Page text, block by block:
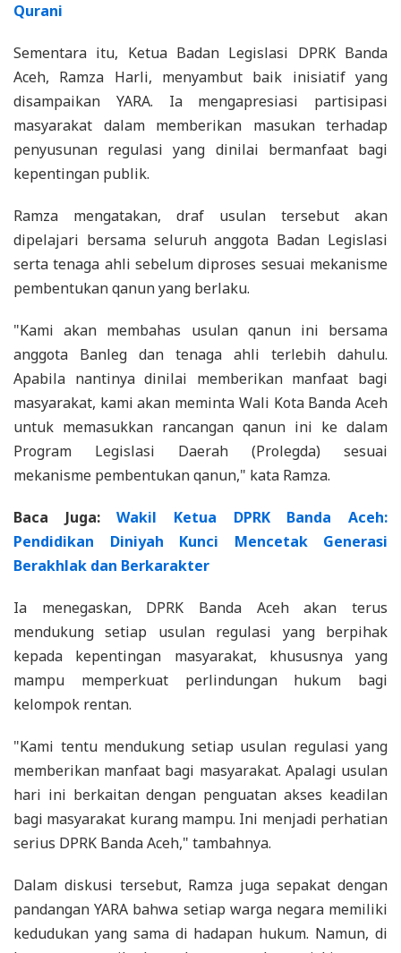
Qurani
Sementara itu, Ketua Badan Legislasi DPRK Banda
Aceh, Ramza Harli, menyambut baik inisiatif yang
disampaikan YARA. Ia mengapresiasi partisipasi
masyarakat dalam memberikan masukan terhadap
penyusunan regulasi yang dinilai bermanfaat bagi
kepentingan publik.
Ramza mengatakan, draf usulan tersebut akan
dipelajari bersama seluruh anggota Badan Legislasi
serta tenaga ahli sebelum diproses sesuai mekanisme
pembentukan qanun yang berlaku.
"Kami akan membahas usulan qanun ini bersama
anggota Banleg dan tenaga ahli terlebih dahulu.
Apabila nantinya dinilai memberikan manfaat bagi
masyarakat, kami akan meminta Wali Kota Banda Aceh
untuk memasukkan rancangan qanun ini ke dalam
Program Legislasi Daerah (Prolegda) sesuai
mekanisme pembentukan qanun," kata Ramza.
Baca Juga:Wakil Ketua DPRK Banda Aceh:
Pendidikan Diniyah Kunci Mencetak Generasi
Berakhlak dan Berkarakter
Ia menegaskan, DPRK Banda Aceh akan terus
mendukung setiap usulan regulasi yang berpihak
kepada kepentingan masyarakat, khususnya yang
mampu memperkuat perlindungan hukum bagi
kelompok rentan.
"Kami tentu mendukung setiap usulan regulasi yang
memberikan manfaat bagi masyarakat. Apalagi usulan
hari ini berkaitan dengan penguatan akses keadilan
bagi masyarakat kurang mampu. Ini menjadi perhatian
serius DPRK Banda Aceh," tambahnya.
Dalam diskusi tersebut, Ramza juga sepakat dengan
pandangan YARA bahwa setiap warga negara memiliki
kedudukan yang sama di hadapan hukum. Namun, di